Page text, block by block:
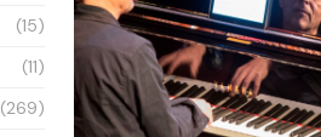
(15)
(11)
(269)